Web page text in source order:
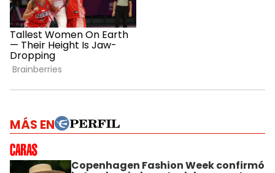
MÁS EN
Copenhagen Fashion Week confirmó